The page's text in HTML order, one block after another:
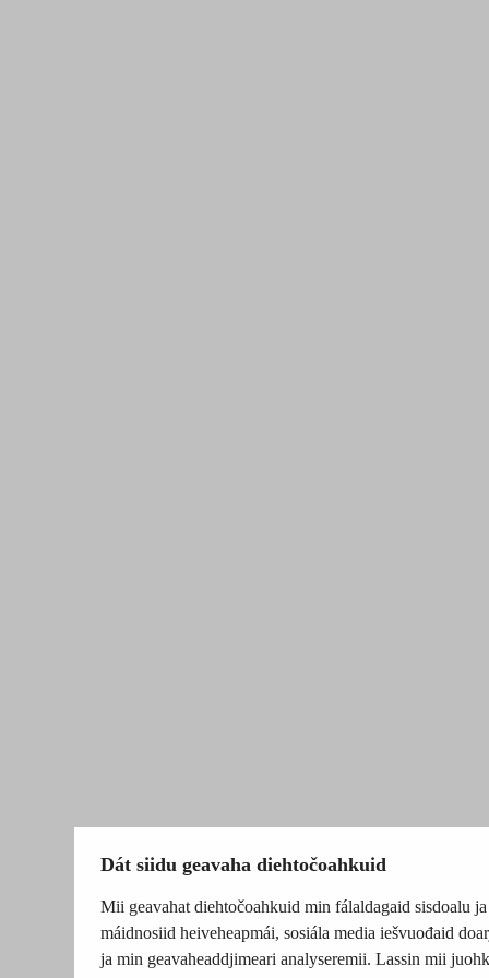
Dát siidu geavaha diehtočoahkuid
Mii geavahat diehtočoahkuid min fálaldagaid sisdoalu ja
máidnosiid heiveheapmái, sosiála media iešvuođaid
ja min geavaheaddjimeari analyseremii. Lassin mii